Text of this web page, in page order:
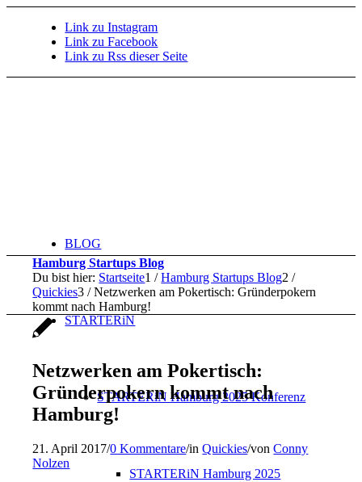
Link zu Instagram
Link zu Facebook
Link zu Rss dieser Seite
BLOG
STARTERiN
STARTERiN Hamburg 2025 Konferenz
STARTERiN Hamburg 2025
Hamburg Startups Blog
Du bist hier: Startseite1 / Hamburg Startups Blog2 /
Quickies3 / Netzwerken am Pokertisch: Gründerpokern
kommt nach Hamburg!
Netzwerken am Pokertisch:
Gründerpokern kommt nach
Hamburg!
21. April 2017/0 Kommentare/inQuickies/vonConny
Nolzen